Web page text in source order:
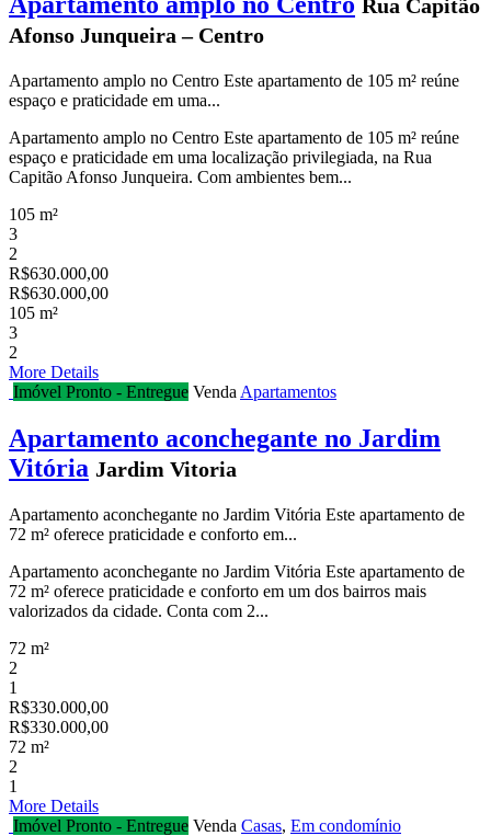
Rua Capitão
Afonso Junqueira – Centro
Apartamento amplo no Centro Este apartamento de 105 m² reúne
espaço e praticidade em uma...
Apartamento amplo no Centro Este apartamento de 105 m² reúne
espaço e praticidade em uma localização privilegiada, na Rua
Capitão Afonso Junqueira. Com ambientes bem...
105 m²
3
2
R$630.000,00
R$630.000,00
105 m²
3
2
More Details
Imóvel Pronto - Entregue Venda Apartamentos
Apartamento aconchegante no Jardim
Vitória Jardim Vitoria
Apartamento aconchegante no Jardim Vitória Este apartamento de
72 m² oferece praticidade e conforto em...
Apartamento aconchegante no Jardim Vitória Este apartamento de
72 m² oferece praticidade e conforto em um dos bairros mais
valorizados da cidade. Conta com 2...
72 m²
2
1
R$330.000,00
R$330.000,00
72 m²
2
1
More Details
Imóvel Pronto - Entregue Venda Casas, Em condomínio